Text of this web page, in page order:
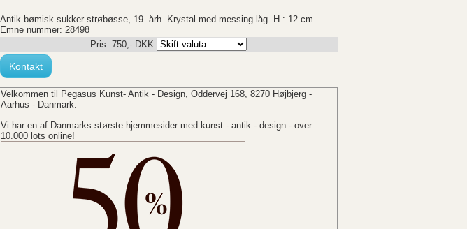
Antik bømisk sukker strøbøsse, 19. årh. Krystal med messing låg. H.: 12 cm.
Emne nummer: 28498
Pris: 750,- DKK
Kontakt
Velkommen til Pegasus Kunst- Antik - Design, Oddervej 168, 8270 Højbjerg -
Aarhus - Danmark.
Vi har en af Danmarks største hjemmesider med kunst - antik - design - over
10.000 lots online!